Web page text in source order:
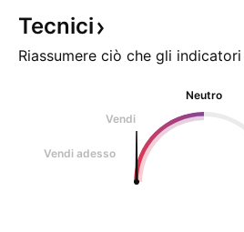
Tecnici
Riassumere ciò che gli indicatori
Neutro
Vendi
Vendi adesso